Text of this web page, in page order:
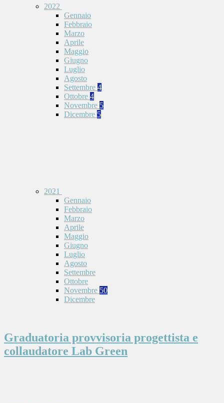
2022
Gennaio
Febbraio
Marzo
Aprile
Maggio
Giugno
Luglio
Agosto
Settembre 4
Ottobre 4
Novembre 5
Dicembre 5
2021
Gennaio
Febbraio
Marzo
Aprile
Maggio
Giugno
Luglio
Agosto
Settembre
Ottobre
Novembre 50
Dicembre
Graduatoria provvisoria progettista e
collaudatore Lab Green